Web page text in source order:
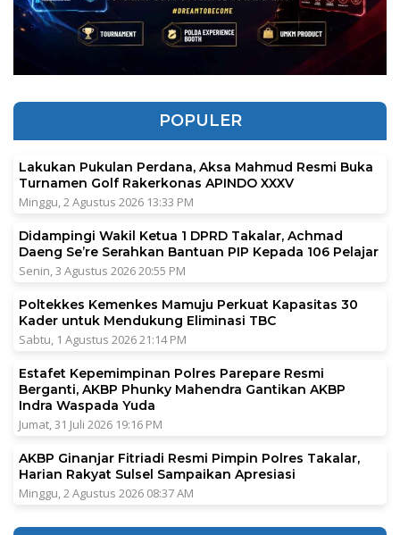
POPULER
Lakukan Pukulan Perdana, Aksa Mahmud Resmi Buka
Turnamen Golf Rakerkonas APINDO XXXV
Minggu, 2 Agustus 2026 13:33 PM
Didampingi Wakil Ketua 1 DPRD Takalar, Achmad
Daeng Se’re Serahkan Bantuan PIP Kepada 106 Pelajar
Senin, 3 Agustus 2026 20:55 PM
Poltekkes Kemenkes Mamuju Perkuat Kapasitas 30
Kader untuk Mendukung Eliminasi TBC
Sabtu, 1 Agustus 2026 21:14 PM
Estafet Kepemimpinan Polres Parepare Resmi
Berganti, AKBP Phunky Mahendra Gantikan AKBP
Indra Waspada Yuda
Jumat, 31 Juli 2026 19:16 PM
AKBP Ginanjar Fitriadi Resmi Pimpin Polres Takalar,
Harian Rakyat Sulsel Sampaikan Apresiasi
Minggu, 2 Agustus 2026 08:37 AM